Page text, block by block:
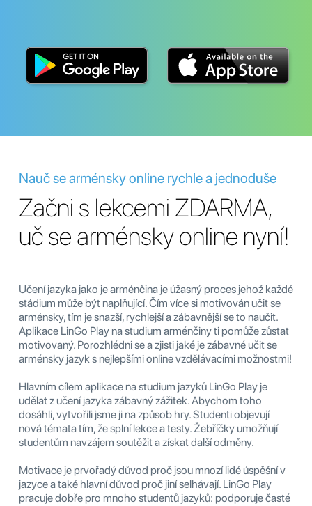
Nauč se arménsky online rychle a jednoduše
Začni s lekcemi ZDARMA,
uč se arménsky online nyní!
Učení jazyka jako je arménčina je úžasný proces jehož každé
stádium může být naplňující. Čím více si motivován učit se
arménsky, tím je snazší, rychlejší a zábavnější se to naučit.
Aplikace LinGo Play na studium arménčiny ti pomůže zůstat
motivovaný. Porozhlédni se a zjisti jaké je zábavné učit se
arménsky jazyk s nejlepšími online vzdělávacími možnostmi!
Hlavním cílem aplikace na studium jazyků LinGo Play je
udělat z učení jazyka zábavný zážitek. Abychom toho
dosáhli, vytvořili jsme ji na způsob hry. Studenti objevují
nová témata tím, že splní lekce a testy. Žebříčky umožňují
studentům navzájem soutěžit a získat další odměny.
Motivace je prvořadý důvod proč jsou mnozí lidé úspěšní v
jazyce a také hlavní důvod proč jiní selhávají. LinGo Play
pracuje dobře pro mnoho studentů jazyků: podporuje časté